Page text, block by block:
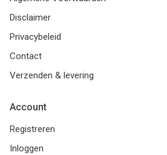
Disclaimer
Privacybeleid
Contact
Verzenden & levering
Account
Registreren
Inloggen